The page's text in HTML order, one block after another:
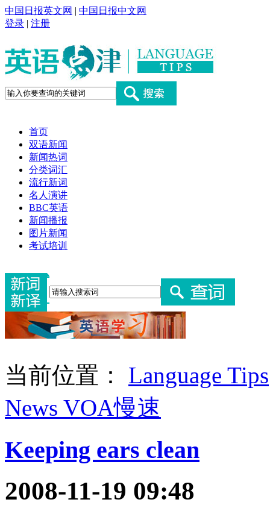
中国日报英文网 | 中国日报中文网
登录 | 注册
首页
双语新闻
新闻热词
分类词汇
流行新词
名人演讲
BBC英语
新闻播报
图片新闻
考试培训
当前位置： Language Tips
News VOA慢速
Keeping ears clean
2008-11-19 09:48